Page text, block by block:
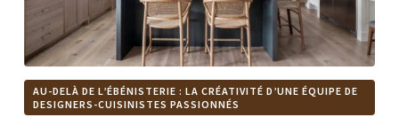
AU-DELÀ DE L’ÉBÉNISTERIE : LA CRÉATIVITÉ D’UNE ÉQUIPE DE
DESIGNERS-CUISINISTES PASSIONNÉS